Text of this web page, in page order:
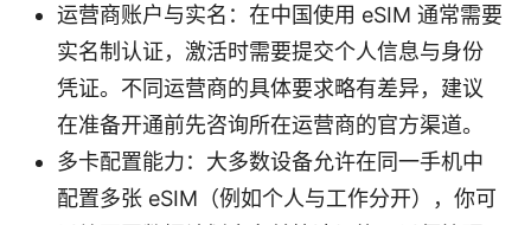
运营商账户与实名：在中国使用 eSIM 通常需要
实名制认证，激活时需要提交个人信息与身份
凭证。不同运营商的具体要求略有差异，建议
在准备开通前先咨询所在运营商的官方渠道。
多卡配置能力：大多数设备允许在同一手机中
配置多张 eSIM（例如个人与工作分开），你可